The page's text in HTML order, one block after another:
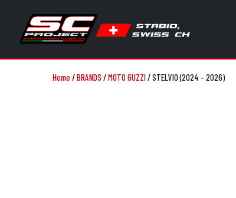
Home/BRANDS /MOTO GUZZI/STELVIO (2024 - 2026)